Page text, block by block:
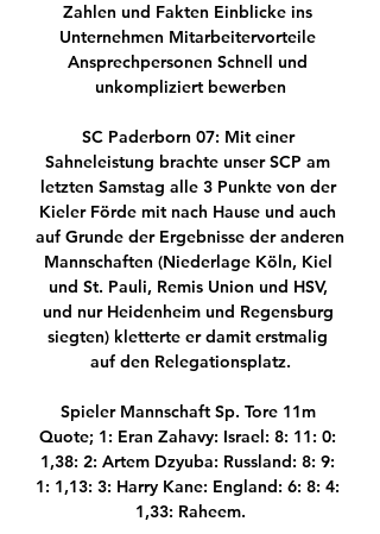
Zahlen und Fakten Einblicke ins
Unternehmen Mitarbeitervorteile
Ansprechpersonen Schnell und
unkompliziert bewerben
SC Paderborn 07: Mit einer
Sahneleistung brachte unser SCP am
letzten Samstag alle 3 Punkte von der
Kieler Förde mit nach Hause und auch
auf Grunde der Ergebnisse der anderen
Mannschaften (Niederlage Köln, Kiel
und St. Pauli, Remis Union und HSV,
und nur Heidenheim und Regensburg
siegten) kletterte er damit erstmalig
auf den Relegationsplatz.
Spieler Mannschaft Sp. Tore 11m
Quote; 1: Eran Zahavy: Israel: 8: 11: 0:
1,38: 2: Artem Dzyuba: Russland: 8: 9:
1: 1,13: 3: Harry Kane: England: 6: 8: 4:
1,33: Raheem.